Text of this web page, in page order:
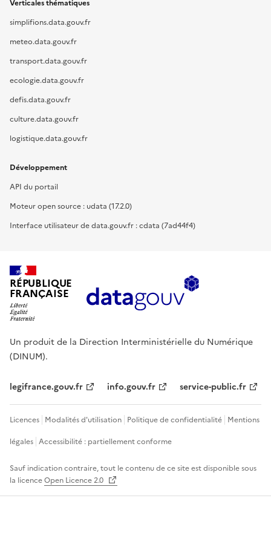
Verticales thématiques
simplifions.data.gouv.fr
meteo.data.gouv.fr
transport.data.gouv.fr
ecologie.data.gouv.fr
defis.data.gouv.fr
culture.data.gouv.fr
logistique.data.gouv.fr
Développement
API du portail
Moteur open source : udata (17.2.0)
Interface utilisateur de data.gouv.fr : cdata (7ad44f4)
RÉPUBLIQUE
FRANÇAISE
Un produit de la Direction Interministérielle du Numérique
(DINUM).
legifrance.gouv.fr info.gouv.fr service-public.fr
Licences Modalités d'utilisation Politique de confidentialité Mentions
légales Accessibilité : partiellement conforme
Sauf indication contraire, tout le contenu de ce site est disponible sous
la licenceOpen Licence 2.0